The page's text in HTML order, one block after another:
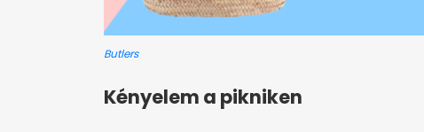
Butlers
Kényelem a pikniken